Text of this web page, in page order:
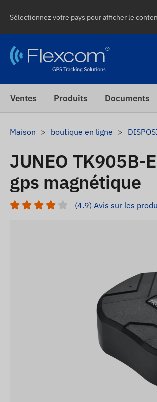
Sélectionnez votre pays pour afficher le
Ventes Produits Documents
Maison boutique en ligne
JUNEO TK905B-
gps magnétique
(4.9) Avis sur les